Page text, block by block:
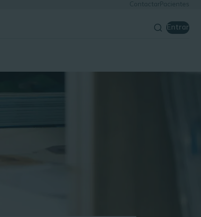
ContactarPacientes
Entrar